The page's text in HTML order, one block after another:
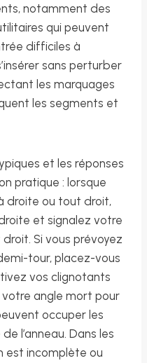
notamment des
qui peuvent
difficiles à
sans perturber
les marquages
les segments et
et les réponses
pratique : lorsque
droite ou tout droit,
et signalez votre
Si vous prévoyez
tour, placez-vous
vos clignotants
angle mort pour
occuper les
l’anneau. Dans les
est incomplète ou